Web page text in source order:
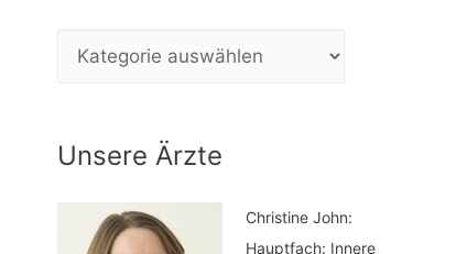
c
e
Unsere Ärzte
Christine John:
Hauptfach: Innere